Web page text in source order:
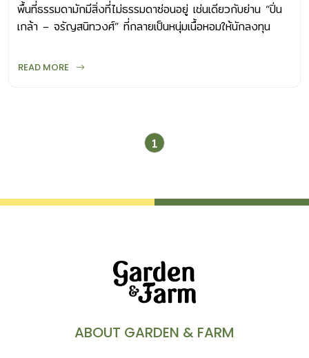
พื้นที่ธรรมดามักมีสิ่งที่ไม่ธรรมดาซ่อนอยู่ เช่นเดียวกับย่าน “ปิ่น
เกล้า – จรัญสนิทวงศ์” ที่กลายเป็นหนุ่มเนื้อหอมให้นักลงทุน
เจริญ
READ MORE
1
ABOUT GARDEN & FARM